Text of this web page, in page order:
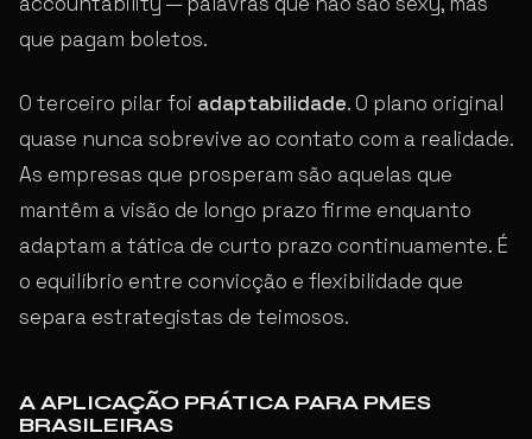
que pagam boletos.
O terceiro pilar foi adaptabilidade. O plano original
quase nunca sobrevive ao contato com a realidade.
As empresas que prosperam são aquelas que
mantêm a visão de longo prazo firme enquanto
adaptam a tática de curto prazo continuamente. É
o equilíbrio entre convicção e flexibilidade que
separa estrategistas de teimosos.
A APLICAÇÃO PRÁTICA PARA PMES
BRASILEIRAS